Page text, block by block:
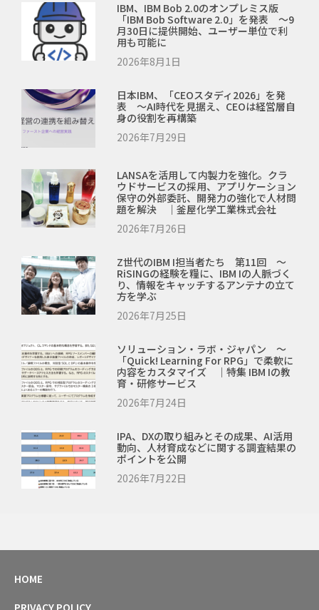
IBM、IBM Bob 2.0のオンプレミス版
「IBM Bob Software 2.0」を発表 ～9
月30日に提供開始、ユーザー単位で利
用も可能に
2026年8月1日
日本IBM、「CEOスタディ2026」を発
表 ～AI時代を見据え、CEOは経営層自
身の役割を再構築
2026年7月29日
LANSAを活用して内製力を強化。クラ
ウドサービスの採用、アプリケーション
保守の外部委託、開発力の強化で人材問
題を解決 ｜釜屋化学工業株式会社
2026年7月26日
Z世代のIBM I担当者たち 第11回 ～
RiSINGの経験を糧に、IBM Iの人脈づく
り、情報をキャッチするアンテナの立て
方を学ぶ
2026年7月25日
ソリューション・ラボ・ジャパン ～
「Quick! Learning For RPG」で柔軟に
内容をカスタマイズ ｜特集 IBM Iの教
育・研修サービス
2026年7月24日
IPA、DXの取り組みとその成果、AI活用
動向、人材育成などに関する調査結果の
ポイントを公開
2026年7月22日
HOME